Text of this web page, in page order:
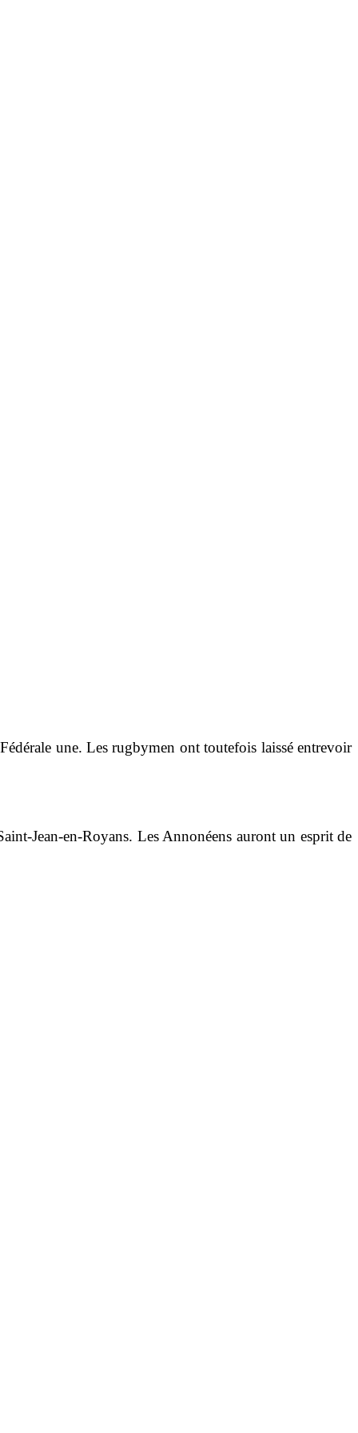
une. Les rugbymen ont toutefois laissé entrevoir
Jean-en-Royans. Les Annonéens auront un esprit de